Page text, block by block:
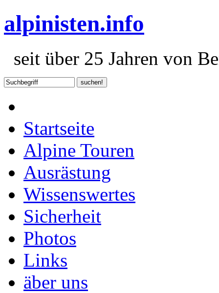
alpinisten.info
seit über 25 Jahren von
Startseite
Alpine Touren
Ausrästung
Wissenswertes
Sicherheit
Photos
Links
äber uns